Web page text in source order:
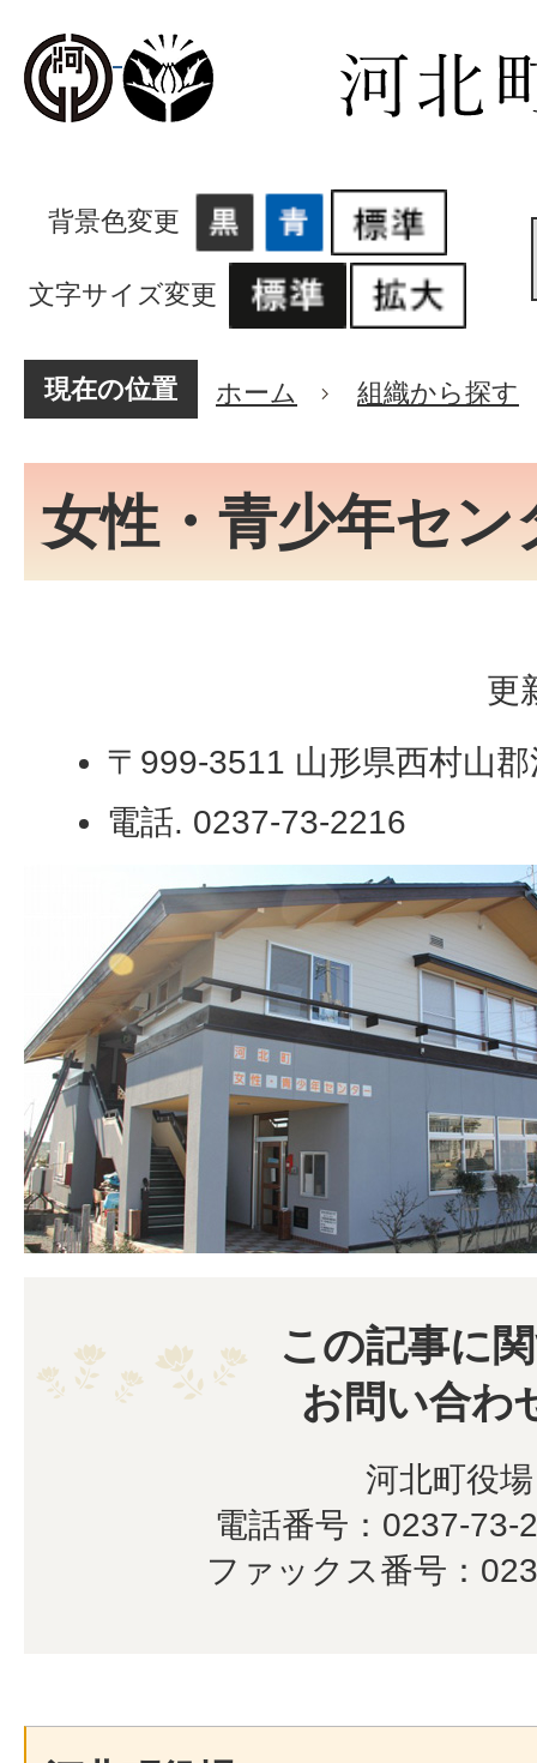
背景色変更
文字サイズ変更
現在の位置 ホーム 組織から探す
女性・青少年セン
更
〒999-3511 山形県西村山
電話. 0237-73-2216
この記事に
お問い合わ
河北町役場
電話番号：0237-73-
ファックス番号：